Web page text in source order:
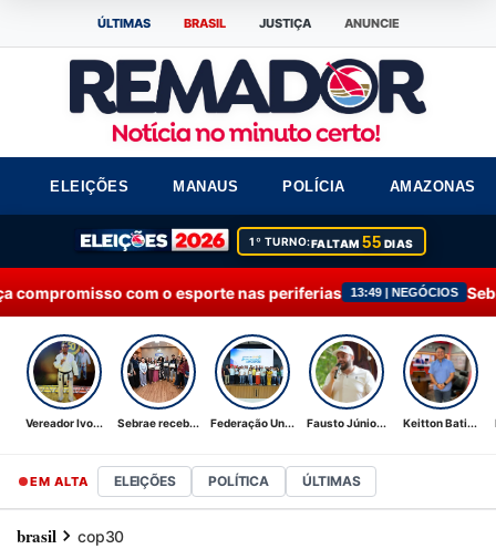
ÚLTIMAS BRASIL JUSTIÇA ANUNCIE
ELEIÇÕES MANAUS POLÍCIA AMAZONAS
1º TURNO:FALTAM55 DIAS
o esporte nas periferias 13:49 | NEGÓCIOS Sebrae recebe Moção
Vereador Ivo... Sebrae receb... Federação Un... Fausto Júnio... Keitton Bati...
EM ALTA ELEIÇÕES POLÍTICA ÚLTIMAS
brasil cop30